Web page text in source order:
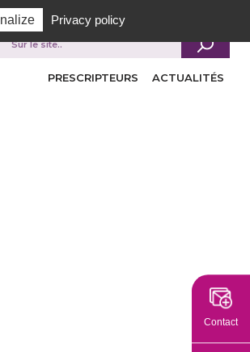
PRESCRIPTEURS ACTUALITÉS
recherche
Contact
Privacy policy